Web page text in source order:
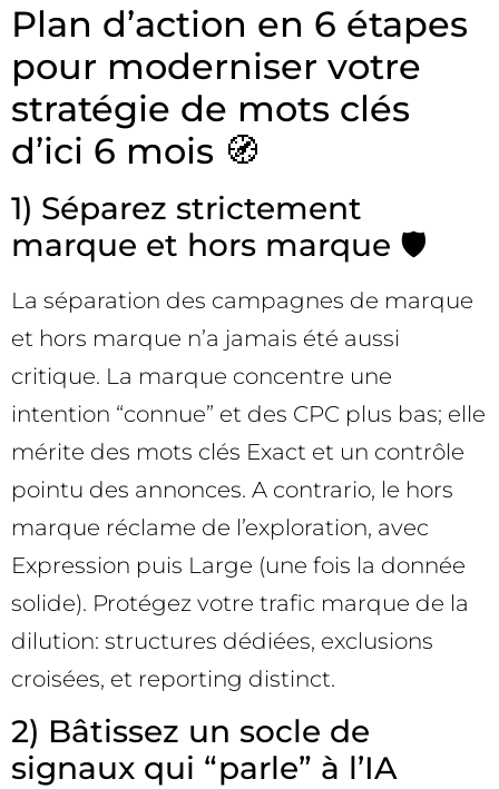
Plan d’action en 6 étapes
pour moderniser votre
stratégie de mots clés
d’ici 6 mois 🧭
1) Séparez strictement
marque et hors marque 🛡️
La séparation des campagnes de marque
et hors marque n’a jamais été aussi
critique. La marque concentre une
intention “connue” et des CPC plus bas; elle
mérite des mots clés Exact et un contrôle
pointu des annonces. A contrario, le hors
marque réclame de l’exploration, avec
Expression puis Large (une fois la donnée
solide). Protégez votre trafic marque de la
dilution: structures dédiées, exclusions
croisées, et reporting distinct.
2) Bâtissez un socle de
signaux qui “parle” à l’IA